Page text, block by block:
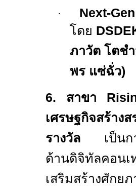
·
Next-
โดย
ภาวัต โตช
พร แซ่ฉั่ว)
6. สาขา
เศรษฐกิจสร้า
รางวัล เป็น
ด้านดิจิทัลคอนเ
เสริมสร้างศักย